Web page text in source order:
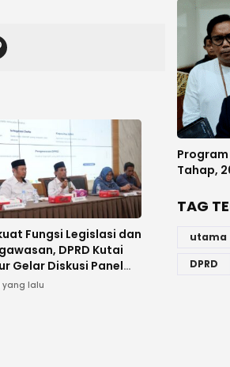
Fungsi Legislasi dan
DPRD Kutai
Gelar Diskusi Panel
Ahli
yang lalu
Program
Tahap,
TAG
utama
DPRD